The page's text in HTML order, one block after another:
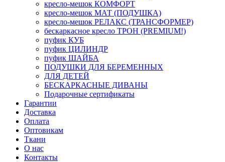
кресло-мешок КОМФОРТ
кресло-мешок МАТ (ПОДУШКА)
кресло-мешок РЕЛАКС (ТРАНСФОРМЕР)
бескаркасное кресло ТРОН (PREMIUM!)
пуфик КУБ
пуфик ЦИЛИНДР
пуфик ШАЙБА
ПОДУШКИ ДЛЯ БЕРЕМЕННЫХ
ДЛЯ ДЕТЕЙ
БЕСКАРКАСНЫЕ ДИВАНЫ
Подарочные сертификаты
Гарантии
Доставка
Оплата
Оптовикам
Ткани
О нас
Контакты